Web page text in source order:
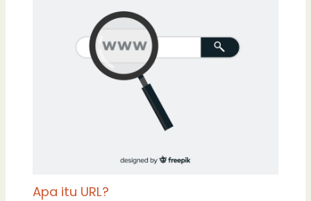
Apa itu URL?